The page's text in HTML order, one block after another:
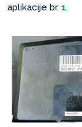
aplikacije br. 1.